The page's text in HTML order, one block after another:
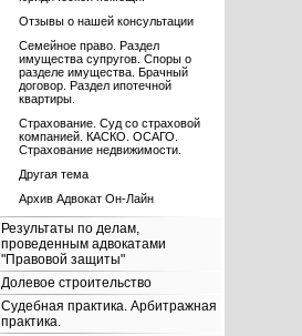
Отзывы о нашей консультации
Семейное право. Раздел
имущества супругов. Споры о
разделе имущества. Брачный
договор. Раздел ипотечной
квартиры.
Страхование. Суд со страховой
компанией. КАСКО. ОСАГО.
Страхование недвижимости.
Другая тема
Архив Адвокат Он-Лайн
Результаты по делам,
проведенным адвокатами
"Правовой защиты"
Долевое строительство
Судебная практика. Арбитражная
практика.